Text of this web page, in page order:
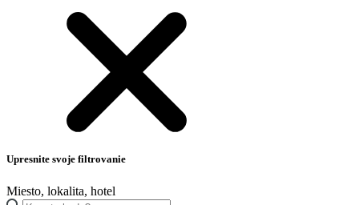
Upresnite svoje filtrovanie
Miesto, lokalita, hotel